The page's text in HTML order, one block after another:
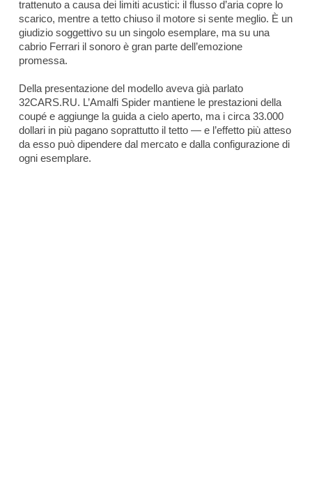
trattenuto a causa dei limiti acustici: il flusso d’aria copre lo
scarico, mentre a tetto chiuso il motore si sente meglio. È un
giudizio soggettivo su un singolo esemplare, ma su una
cabrio Ferrari il sonoro è gran parte dell’emozione
promessa.
Della presentazione del modello aveva già parlato
32CARS.RU. L’Amalfi Spider mantiene le prestazioni della
coupé e aggiunge la guida a cielo aperto, ma i circa 33.000
dollari in più pagano soprattutto il tetto — e l’effetto più atteso
da esso può dipendere dal mercato e dalla configurazione di
ogni esemplare.